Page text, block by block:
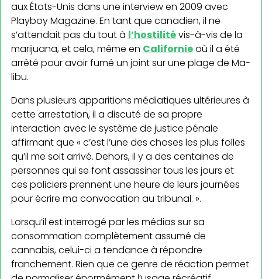
aux États-Unis dans une interview en 2009 avec
Playboy Magazine. En tant que canadien, il ne
s’attendait pas du tout à l’hostilitévis-à-vis de la
ma­rijuana, et cela, même en Californieoù il a été
arrêté pour avoir fumé un joint sur une plage de Ma­
libu.
Dans plusieurs apparitions médiatiques ultérieures à
cette arrestation, il a discuté de sa propre
interaction avec le système de justice pénale
affirmant que « c’est l’une des choses les plus folles
qu’il me soit arrivé. Dehors, il y a des centaines de
personnes qui se font assassiner tous les jours et
ces policiers prennent une heure de leurs journées
pour écrire ma convocation au tribunal. ».
Lorsqu’il est interrogé par les médias sur sa
consommation complètement assumé de
cannabis, ce­lui-ci a tendance à répondre
franchement. Rien que ce genre de réaction permet